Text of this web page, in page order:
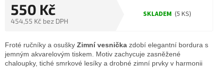
550 Kč
454,55 Kč bez DPH
SKLADEM (5 KS)
Froté ručníky a osušky Zimní vesnička zdobí elegantní bordura s
jemným akvarelovým tiskem. Motiv zachycuje zasněžené
chaloupky, tiché smrkové lesíky a drobné zimní prvky v harmonii